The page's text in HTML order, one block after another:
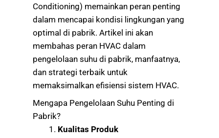
Conditioning) memainkan peran penting
dalam mencapai kondisi lingkungan yang
optimal di pabrik. Artikel ini akan
membahas peran HVAC dalam
pengelolaan suhu di pabrik, manfaatnya,
dan strategi terbaik untuk
memaksimalkan efisiensi sistem HVAC.
Mengapa Pengelolaan Suhu Penting di
Pabrik?
Kualitas Produk